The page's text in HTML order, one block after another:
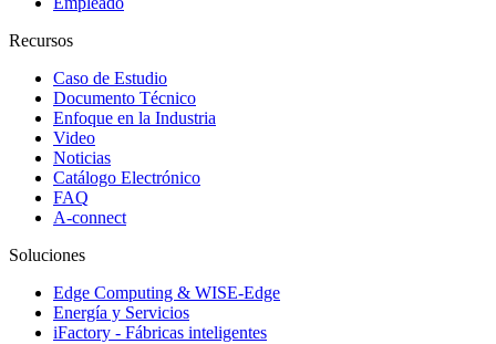
Recursos
Caso de Estudio
Documento Técnico
Enfoque en la Industria
Video
Noticias
Catálogo Electrónico
FAQ
A-connect
Soluciones
Edge Computing & WISE-Edge
Energía y Servicios
iFactory - Fábricas inteligentes